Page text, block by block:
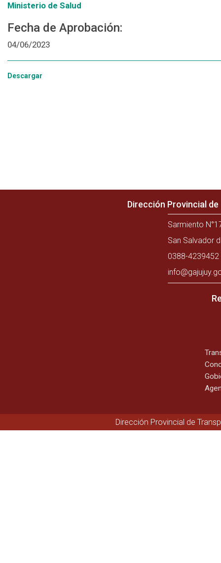
Ministerio de Salud
Fecha de Aprobación:
04/06/2023
Descargar
Dirección Provincial
Sarmiento
San Salvador
0388-
Dirección Provincial de